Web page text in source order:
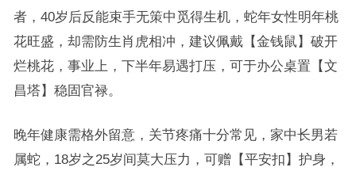
者，40岁后反能束手无策中觅得生机，蛇年女性明年桃
花旺盛，却需防生肖虎相冲，建议佩戴【金钱鼠】破开
烂桃花，事业上，下半年易遇打压，可于办公桌置【文
昌塔】稳固官禄。
晚年健康需格外留意，关节疼痛十分常见，家中长男若
属蛇，18岁之25岁间莫大压力，可赠【平安扣】护身，